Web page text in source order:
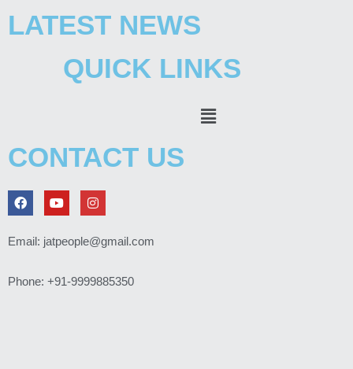
LATEST NEWS
QUICK LINKS
Menu
CONTACT US
F
a
c
b
k
Y
o
u
u
I
n
s
t
a
a
Email: jatpeople@gmail.com
Phone: +91-9999885350